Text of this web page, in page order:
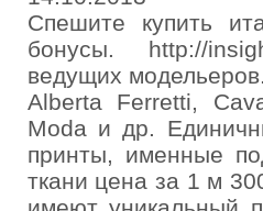
Спешите купить
бонусы. http://
ведущих
Alberta Ferretti,
Moda и др.
принты, именные
ткани цена за 1 м